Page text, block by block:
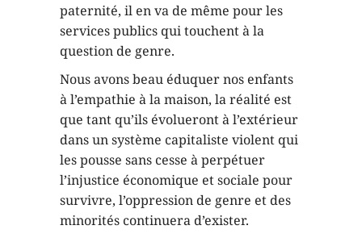
paternité, il en va de même pour les
services publics qui touchent à la
question de genre.
Nous avons beau éduquer nos enfants
à l’empathie à la maison, la réalité est
que tant qu’ils évolueront à l’extérieur
dans un système capitaliste violent qui
les pousse sans cesse à perpétuer
l’injustice économique et sociale pour
survivre, l’oppression de genre et des
minorités continuera d’exister.